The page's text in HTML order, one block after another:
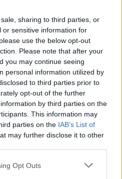
sharing to third parties, or
or sensitive information for
use the below opt-out
Please note that after your
you may continue seeing
personal information utilized by
to third parties prior to
opt-out of the further
by third parties on the
This information may
parties on the IAB’s List of
may further disclose it to other
app uses one or more Google
Opt Outs
per il mercato
rimangono positive.
post-pandemia, si
domanda non solo da
ma anche di investitori
del mercato milanese.
e i progetti di sviluppo
a sostenere la
come una piazza
immobiliare di lusso.